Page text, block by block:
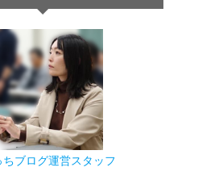
ちブログ運営スタッフ